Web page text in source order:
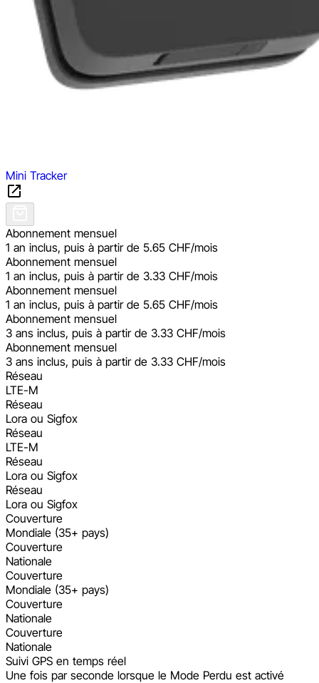
Mini Tracker
Abonnement mensuel
1 an inclus, puis à partir de 5.65 CHF/mois
Abonnement mensuel
1 an inclus, puis à partir de 3.33 CHF/mois
Abonnement mensuel
1 an inclus, puis à partir de 5.65 CHF/mois
Abonnement mensuel
3 ans inclus, puis à partir de 3.33 CHF/mois
Abonnement mensuel
3 ans inclus, puis à partir de 3.33 CHF/mois
Réseau
LTE-M
Réseau
Lora ou Sigfox
Réseau
LTE-M
Réseau
Lora ou Sigfox
Réseau
Lora ou Sigfox
Couverture
Mondiale (35+ pays)
Couverture
Nationale
Couverture
Mondiale (35+ pays)
Couverture
Nationale
Couverture
Nationale
Suivi GPS en temps réel
Une fois par seconde lorsque le Mode Perdu est activé